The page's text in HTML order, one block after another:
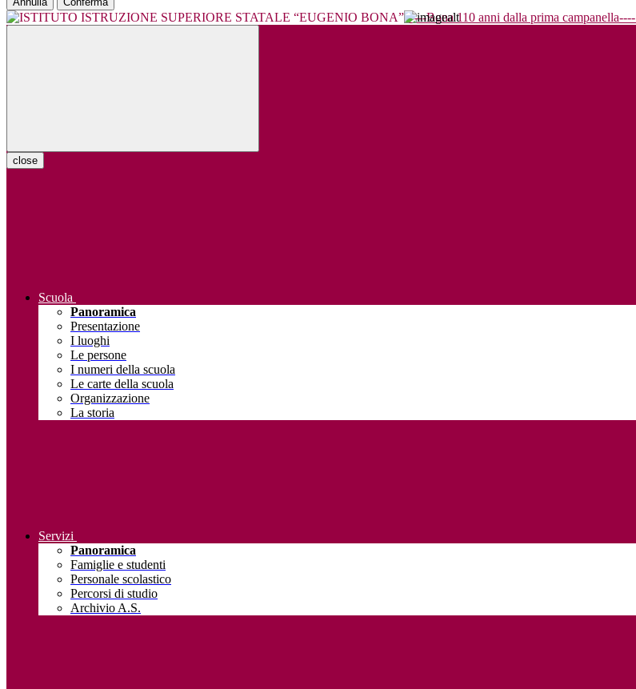
----Bona 110 anni dalla prima campanella----
close
Scuola
Panoramica
Presentazione
I luoghi
Le persone
I numeri della scuola
Le carte della scuola
Organizzazione
La storia
Servizi
Panoramica
Famiglie e studenti
Personale scolastico
Percorsi di studio
Archivio A.S.